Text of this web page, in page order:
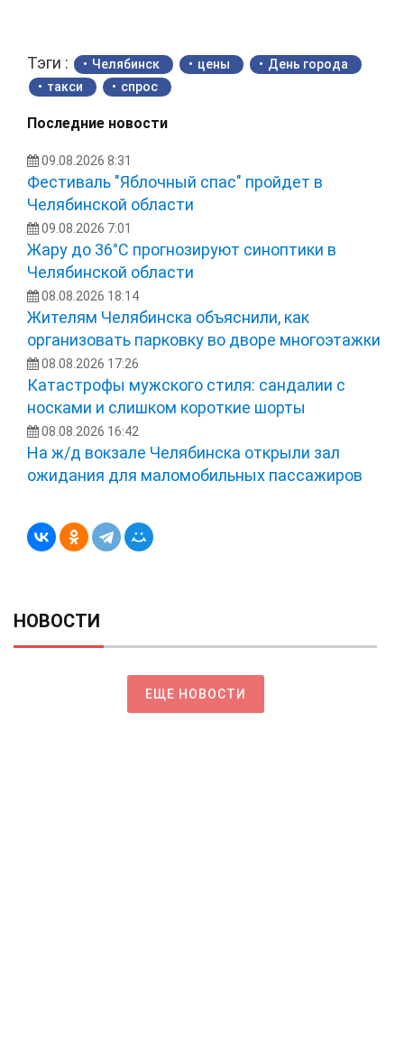
Тэги : Челябинск цены
День города
такси
спрос
Последние новости
09.08.2026 8:31
Фестиваль "Яблочный спас" пройдет в
Челябинской области
09.08.2026 7:01
Жару до 36°С прогнозируют синоптики в
Челябинской области
08.08.2026 18:14
Жителям Челябинска объяснили, как
организовать парковку во дворе многоэтажки
08.08.2026 17:26
Катастрофы мужского стиля: сандалии с
носками и слишком короткие шорты
08.08.2026 16:42
На ж/д вокзале Челябинска открыли зал
ожидания для маломобильных пассажиров
НОВОСТИ
ЕЩЕ НОВОСТИ